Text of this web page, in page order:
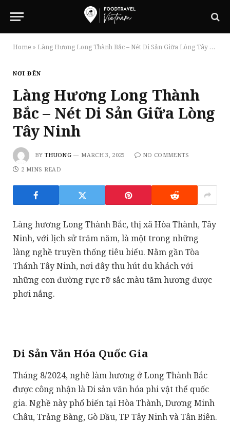
Home » Làng Hương Long Thành Bắc – Nét Di Sản Giữa Lòng Tây Ninh
NƠI ĐẾN
Làng Hương Long Thành
Bắc – Nét Di Sản Giữa Lòng
Tây Ninh
BY THUONG MARCH 3, 2025
NO COMMENTS
2 MINS READ
Làng hương Long Thành Bắc, thị xã Hòa Thành, Tây
Ninh, với lịch sử trăm năm, là một trong những
làng nghề truyền thống tiêu biểu. Nằm gần Tòa
Thánh Tây Ninh, nơi đây thu hút du khách với
những con đường rực rỡ sắc màu tăm hương được
phơi nắng.
Di Sản Văn Hóa Quốc Gia
Tháng 8/2024, nghề làm hương ở Long Thành Bắc
được công nhận là Di sản văn hóa phi vật thể quốc
gia. Nghề này phổ biến tại Hòa Thành, Dương Minh
Châu, Trảng Bàng, Gò Dầu, TP Tây Ninh và Tân Biên.